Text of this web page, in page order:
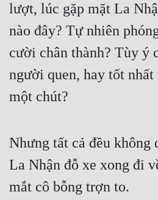
Cổ Đại
Du Hí
Dã Sử
Dị Giới
Góc Nhìn Nam
Góc Nhìn Nữ
lượt, lúc gặp mặt La
nào đây? Tự nhiên
cười chân thành? Tùy ý
người quen, hay tốt nhất
một chút?
Nhưng tất cả đều
La Nhận đỗ xe xong đi
mắt cô bỗng trợn to.